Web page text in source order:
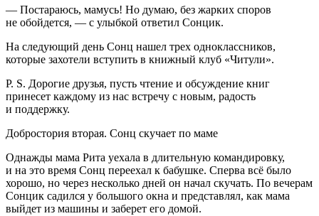
— Постараюсь, мамусь! Но думаю, без жарких споров
не обойдется, — с улыбкой ответил Сонцик.
На следующий день Сонц нашел трех одноклассников,
которые захотели вступить в книжный клуб «Читули».
P. S. Дорогие друзья, пусть чтение и обсуждение книг
принесет каждому из нас встречу с новым, радость
и поддержку.
Добростория вторая. Сонц скучает по маме
Однажды мама Рита уехала в длительную командировку,
и на это время Сонц переехал к бабушке. Сперва всё было
хорошо, но через несколько дней он начал скучать. По вечерам
Сонцик садился у большого окна и представлял, как мама
выйдет из машины и заберет его домой.